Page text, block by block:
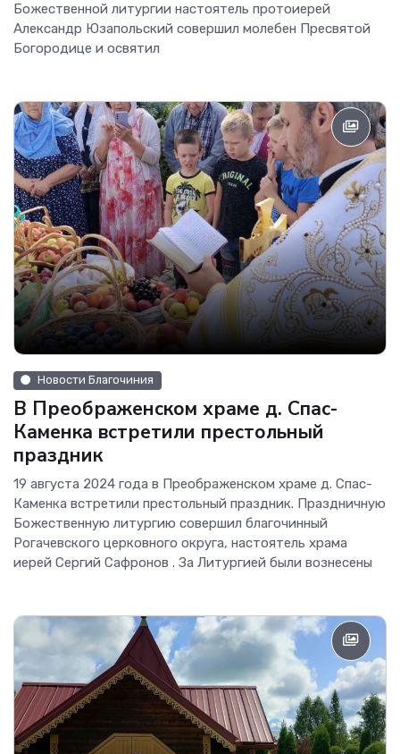
Божественной литургии настоятель протоиерей
Александр Юзапольский совершил молебен Пресвятой
Богородице и освятил
Новости Благочиния
В Преображенском храме д. Спас-
Каменка встретили престольный
праздник
19 августа 2024 года в Преображенском храме д. Спас-
Каменка встретили престольный праздник. Праздничную
Божественную литургию совершил благочинный
Рогачевского церковного округа, настоятель храма
иерей Сергий Сафронов . За Литургией были вознесены